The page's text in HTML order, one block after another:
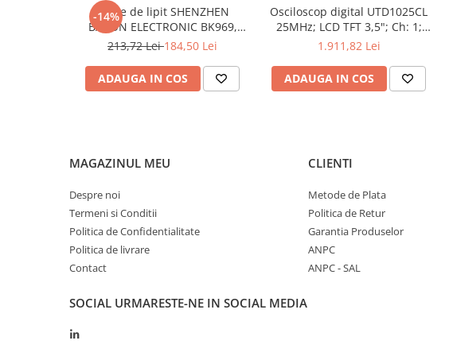
Măsurarea acurateței tensiunii DC
±(0,5% + 5 cifre)
Dimensiuni
95x160x225mm
Iluminare
Da
Producător
PEAKTECH
Putere maximă
45W
Număr de canale
1
Curent de ieșire
-14%
Stație de lipit SHENZHEN
BAKON ELECTRONIC BK969,
200...480°C control analogic, cu
213,72 Lei184,50 Lei
ADAUGA IN COS
Osciloscop digital UTD1025CL
25MHz; LCD TFT 3,5"; Ch: 1;
250Msps; 12kpts compatibil cu
1.911,82 Lei
ADAUGA IN COS
MAGAZINUL MEU
Despre noi
Termeni si Conditii
Politica de Confidentialitate
Politica de livrare
Contact
CLIENTI
Metode de Plata
Politica de Retur
Garantia Produselor
ANPC
ANPC - SAL
SOCIAL URMARESTE-NE IN SOCIAL MEDIA